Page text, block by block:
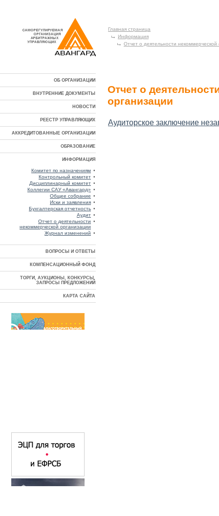
Главная страница
Информация
Отчет о деятельности некоммерческой
ОБ ОРГАНИЗАЦИИ
ВНУТРЕННИЕ ДОКУМЕНТЫ
НОВОСТИ
РЕЕСТР УПРАВЛЯЮЩИХ
АККРЕДИТОВАННЫЕ ОРГАНИЗАЦИИ
ОБРАЗОВАНИЕ
ИНФОРМАЦИЯ
Комитет по назначениям •
Контрольный комитет •
Дисциплинарный комитет •
Коллегии САУ «Авангард» •
Общее собрание •
Иски и заявления •
Бухгалтерская отчетность •
Аудит •
Отчет о деятельности
некоммерческой организации
•
Журнал изменений •
ВОПРОСЫ И ОТВЕТЫ
КОМПЕНСАЦИОННЫЙ ФОНД
ТОРГИ, АУКЦИОНЫ, КОНКУРСЫ,
ЗАПРОСЫ ПРЕДЛОЖЕНИЙ
КАРТА САЙТА
Отчет о
организации
Аудиторское заключение